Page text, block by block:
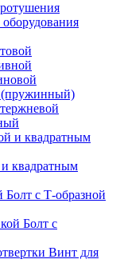
(пружинный)
и квадратным
Болт с Т-образной
Болт с
Винт для